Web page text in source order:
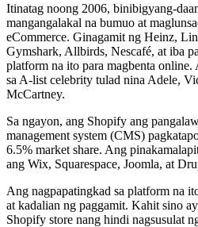
Itinatag noong 2006, binibigyang-
mangangalakal na bumuo at
eCommerce. Ginagamit ng Heinz,
Gymshark, Allbirds, Nescafé, at iba
platform na ito para magbenta online.
sa A-list celebrity tulad nina Adele,
McCartney.
Sa ngayon, ang Shopify ang
management system (CMS)
6.5% market share. Ang
ang Wix, Squarespace, Joomla, at
Ang nagpapatingkad sa platform na
at kadalian ng paggamit. Kahit sino
Shopify store nang hindi nagsusulat